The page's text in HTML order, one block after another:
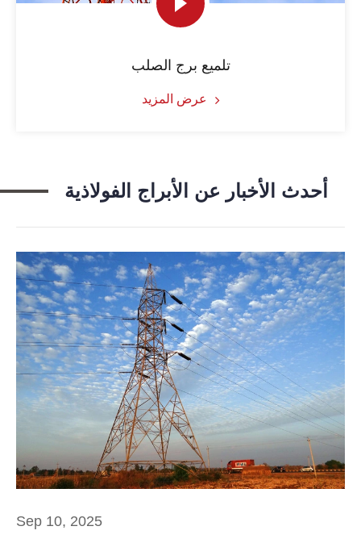
تلميع برج الصلب
أحدث الأخبار عن الأبراج الفولاذية
Sep 10, 2025